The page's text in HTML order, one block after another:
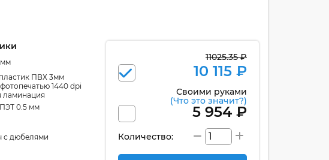
ПВХ 3мм
1440 dpi
ламинация
0.5 мм
с дюбелями
11025.35 ₽
10 115 ₽
Своими руками
(Что это значит?)
5 954 ₽
Количество: